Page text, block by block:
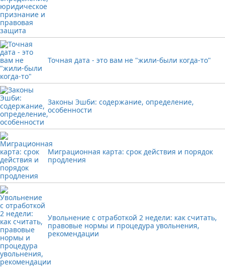
Точная дата - это вам не "жили-были когда-то"
Законы Эшби: содержание, определение,
особенности
Миграционная карта: срок действия и порядок
продления
Увольнение с отработкой 2 недели: как считать,
правовые нормы и процедура увольнения,
рекомендации